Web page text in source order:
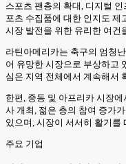
스포츠 팬층의 확대, 디지털 인
포츠 수집품에 대한 인지도 제
시장 발전을 위한 유리한 여건
라틴아메리카는 축구의 엄청
어 유망한 시장으로 부상하고
심은 지역 전체에서 계속해서
한편, 중동 및 아프리카 시장
사 개최, 젊은 층의 참여 증가
있으며, 시장이 서서히 활기를
주요 기업